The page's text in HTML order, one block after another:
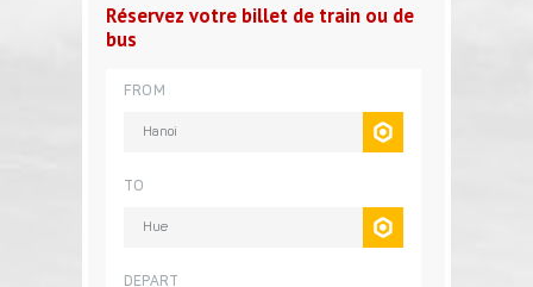
Réservez votre billet de train ou de
bus